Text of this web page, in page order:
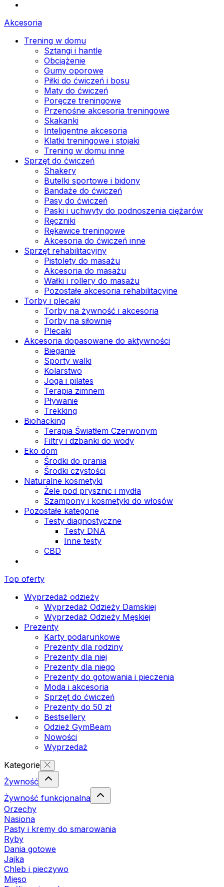
Akcesoria
Trening w domu
Sztangi i hantle
Obciążenie
Gumy oporowe
Piłki do ćwiczeń i bosu
Maty do ćwiczeń
Poręcze treningowe
Przenośne akcesoria treningowe
Skakanki
Inteligentne akcesoria
Klatki treningowe i stojaki
Trening w domu inne
Sprzęt do ćwiczeń
Shakery
Butelki sportowe i bidony
Bandaże do ćwiczeń
Pasy do ćwiczeń
Paski i uchwyty do podnoszenia ciężarów
Ręczniki
Rękawice treningowe
Akcesoria do ćwiczeń inne
Sprzęt rehabilitacyjny
Pistolety do masażu
Akcesoria do masażu
Wałki i rollery do masażu
Pozostałe akcesoria rehabilitacyjne
Torby i plecaki
Torby na żywność i akcesoria
Torby na siłownię
Plecaki
Akcesoria dopasowane do aktywności
Bieganie
Sporty walki
Kolarstwo
Joga i pilates
Terapia zimnem
Pływanie
Trekking
Biohacking
Terapia Światłem Czerwonym
Filtry i dzbanki do wody
Eko dom
Środki do prania
Środki czystości
Naturalne kosmetyki
Żele pod prysznic i mydła
Szampony i kosmetyki do włosów
Pozostałe kategorie
Testy diagnostyczne
Testy DNA
Inne testy
CBD
Top oferty
Wyprzedaż odzieży
Wyprzedaż Odzieży Damskiej
Wyprzedaż Odzieży Męskiej
Prezenty
Karty podarunkowe
Prezenty dla rodziny
Prezenty dla niej
Prezenty dla niego
Prezenty do gotowania i pieczenia
Moda i akcesoria
Sprzęt do ćwiczeń
Prezenty do 50 zł
Bestsellery
Odzież GymBeam
Nowości
Wyprzedaż
Kategorie
Żywność
Żywność funkcjonalna
Orzechy
Nasiona
Pasty i kremy do smarowania
Ryby
Dania gotowe
Jajka
Chleb i pieczywo
Mięso